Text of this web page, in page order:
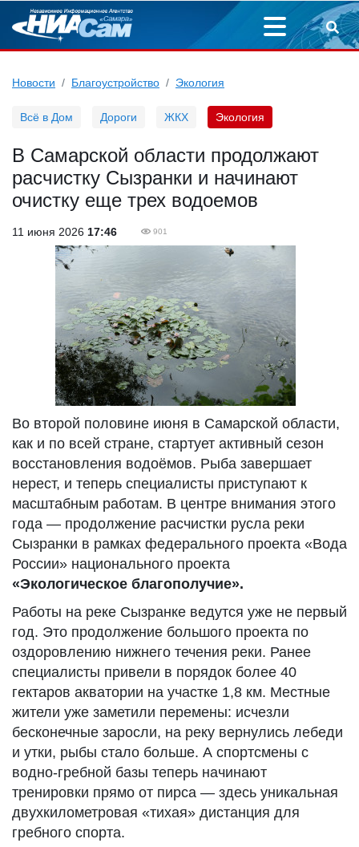
Новости Благоустройство Экология
Всё в Дом Дороги ЖКХ Экология
В Самарской области продолжают
расчистку Сызранки и начинают
очистку еще трех водоемов
11 июня 2026 17:46 901
Во второй половине июня в Самарской области,
как и по всей стране, стартует активный сезон
восстановления водоёмов. Рыба завершает
нерест, и теперь специалисты приступают к
масштабным работам. В центре внимания этого
года — продолжение расчистки русла реки
Сызранки в рамках федерального проекта «Вода
России» национального проекта
«Экологическое благополучие».
Работы на реке Сызранке ведутся уже не первый
год. Это продолжение большого проекта по
оздоровлению нижнего течения реки. Ранее
специалисты привели в порядок более 40
гектаров акватории на участке 1,8 км. Местные
жители уже заметили перемены: исчезли
бесконечные заросли, на реку вернулись лебеди
и утки, рыбы стало больше. А спортсмены с
водно-гребной базы теперь начинают
тренировки прямо от пирса — здесь уникальная
двухкилометровая «тихая» дистанция для
гребного спорта.